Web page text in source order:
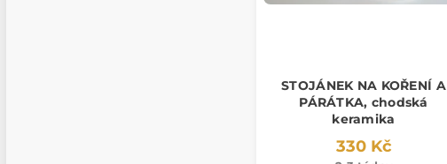
STOJÁNEK NA KOŘENÍ A
PÁRÁTKA, chodská
keramika
330 Kč